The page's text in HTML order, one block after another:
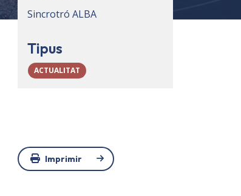
Sincrotró ALBA
Tipus
ACTUALITAT
Imprimir